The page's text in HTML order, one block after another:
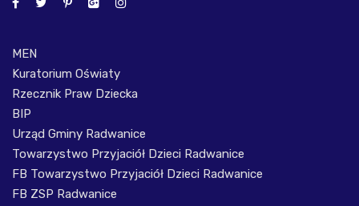
MEN
Kuratorium Oświaty
Rzecznik Praw Dziecka
BIP
Urząd Gminy Radwanice
Towarzystwo Przyjaciół Dzieci Radwanice
FB Towarzystwo Przyjaciół Dzieci Radwanice
FB ZSP Radwanice